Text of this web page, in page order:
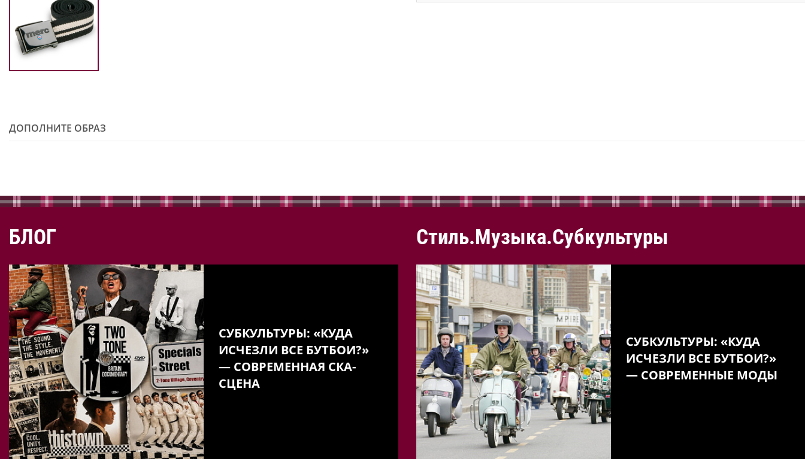
ДОПОЛНИТЕ ОБРАЗ
БЛОГ
СУБКУЛЬТУРЫ: «КУДА
ИСЧЕЗЛИ ВСЕ БУТБОИ?»
— СОВРЕМЕННАЯ СКА-
СЦЕНА
Стиль.Музыка.Субкультуры
СУБКУЛЬТУРЫ: «КУДА
ИСЧЕЗЛИ ВСЕ БУТБОИ?»
— СОВРЕМЕННЫЕ МОДЫ